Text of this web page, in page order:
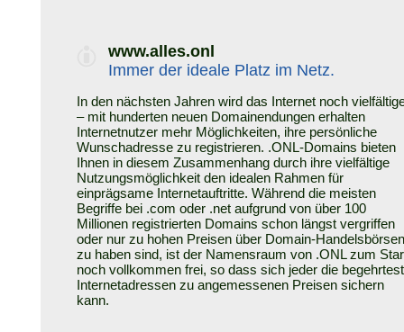
www.alles.onl
Immer der ideale Platz im Netz.
In den nächsten Jahren wird das Internet noch
– mit hunderten neuen Domainendungen erhalten
Internetnutzer mehr Möglichkeiten, ihre persönliche
Wunschadresse zu registrieren. .ONL-Domains bieten
Ihnen in diesem Zusammenhang durch ihre vielfältige
Nutzungsmöglichkeit den idealen Rahmen für
einprägsame Internetauftritte. Während die meisten
Begriffe bei .com oder .net aufgrund von über 100
Millionen registrierten Domains schon längst vergriffen
oder nur zu hohen Preisen über Domain-Handelsbörsen
zu haben sind, ist der Namensraum von .ONL zum
noch vollkommen frei, so dass sich jeder die
Internetadressen zu angemessenen Preisen sichern
kann.